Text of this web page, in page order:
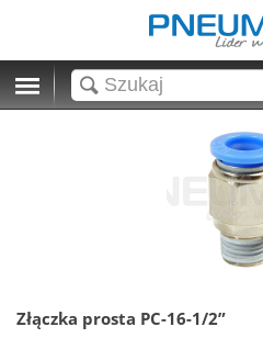
Złączka prosta PC-16-1/2”